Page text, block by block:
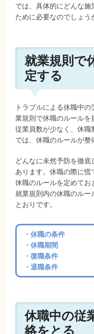
では、具体的にどんな
ために必要なのでしょう
就業規則で
定する
トラブルによる休職中
業規則で休職のルールを
従業員数が少なく、休
では、休職のルールが整
どんなに未然予防を徹
あります。休職の際に慌
休職のルールを定めてお
就業規則内の休職のル
とおりです。
・休職の条件
・休職期間
・復職条件
・退職条件
休職中の従
絡をとる